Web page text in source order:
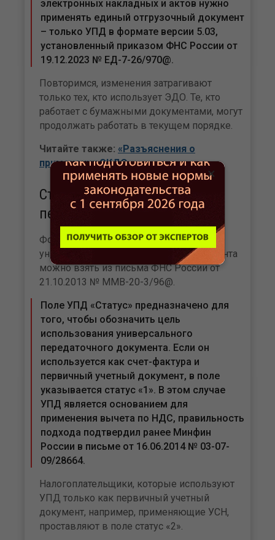
электронных накладных и актов нужно
применять единый отгрузочный документ
– только УПД в формате версии 5.03,
установленный приказом ФНС России от
19.12.2023 № ЕД-7-26/970@.
Повторимся, изменения затрагивают
только тех, кто использует ЭДО. Те, кто
работает с бумажными документами, могут
продолжать работать в текущем порядке.
Читайте также: «Разъяснения о
применении ЭКДО»
Статусы универсального
передаточного документа
Форму и рекомендации по заполнению
универсального передаточного документа
можно взять из письма ФНС России от
21.10.2013 № ММВ-20-3/96@.
Поле УПД «Статус» предназначено для
того, чтобы обозначить цель
использования универсального
передаточного документа. Если он
используется как счет-фактура и
первичный учетный документ, в поле
указывается статус «1». В этом случае
УПД является основанием для
применения вычета по НДС, правильность
подхода подтвердил ранее Минфин
России в письме от 16.06.2014 № 03-07-
09/28664.
Налогоплательщики, которые используют
УПД только как первичный учетный
документ, например, применяющие УСН,
проставляют в поле статус «2».
×